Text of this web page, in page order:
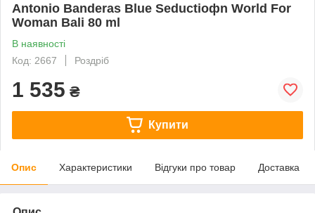
Antonio Banderas Blue Seductioфn World For
Woman Bali 80 ml
В наявності
Код: 2667
Роздріб
1 535 ₴
Купити
Опис Характеристики Відгуки про товар Доставка